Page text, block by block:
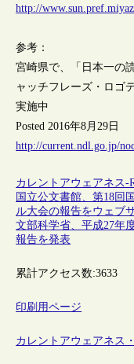
http://
参考：
宮崎県で、「日本一の
ャッチフレーズ・ロゴ
実施中
Posted 2016年8月29日
http://current.ndl.go.jp/
カレントアウェアネス-
国立公文書館、第18回
ル大会の報告をウェブ
文部科学省、平成27年
報告を発表
累計アクセス数:3633
印刷用ページ
カレントアウェアネス